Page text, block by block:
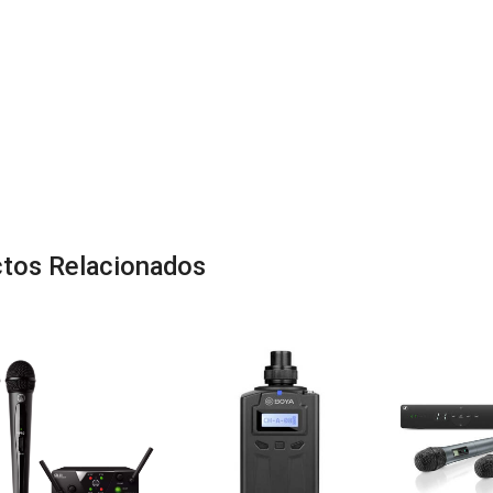
Relacionados